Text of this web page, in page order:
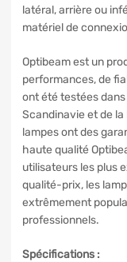
latéral, arrière ou
matériel de
Optibeam est un
performances, de
ont été testées
Scandinavie et de la
lampes ont des
haute qualité
utilisateurs les plus
qualité-prix, les
extrêmement
professionnels.
Spécifications :